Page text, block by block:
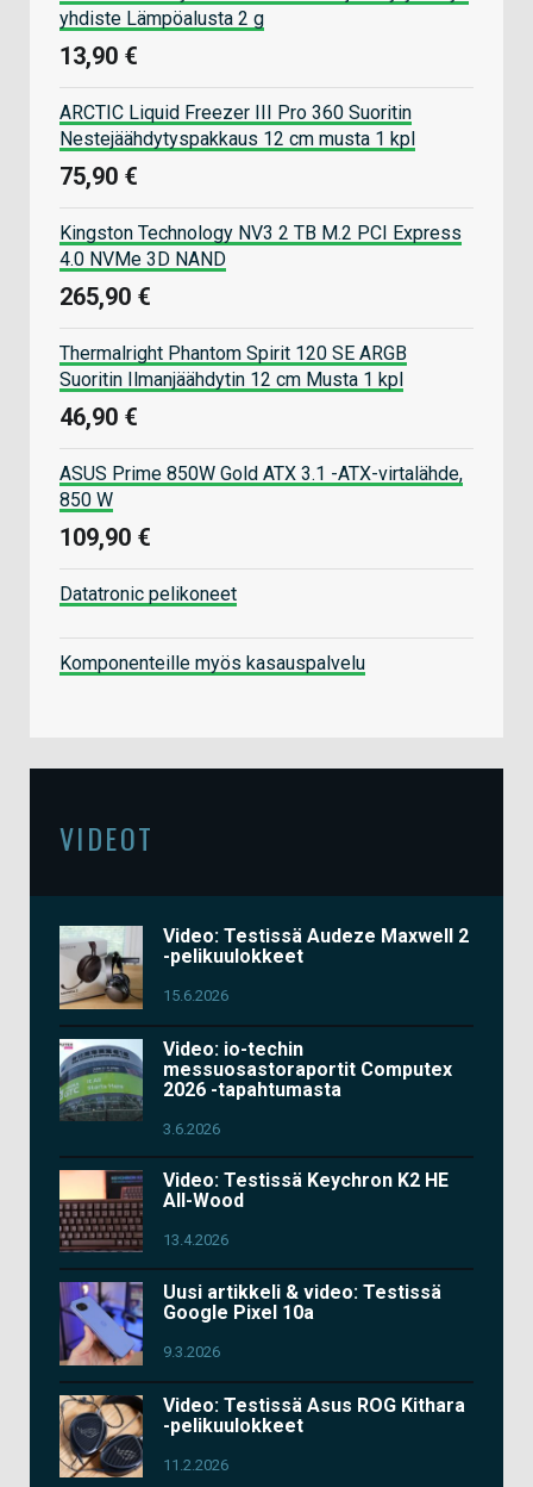
yhdiste Lämpöalusta 2 g
13,90 €
ARCTIC Liquid Freezer III Pro 360 Suoritin
Nestejäähdytyspakkaus 12 cm musta 1 kpl
75,90 €
Kingston Technology NV3 2 TB M.2 PCI Express
4.0 NVMe 3D NAND
265,90 €
Thermalright Phantom Spirit 120 SE ARGB
Suoritin Ilmanjäähdytin 12 cm Musta 1 kpl
46,90 €
ASUS Prime 850W Gold ATX 3.1 -ATX-virtalähde,
850 W
109,90 €
Datatronic pelikoneet
Komponenteille myös kasauspalvelu
VIDEOT
Video: Testissä Audeze Maxwell 2
-pelikuulokkeet
15.6.2026
Video: io-techin
messuosastoraportit Computex
2026 -tapahtumasta
3.6.2026
Video: Testissä Keychron K2 HE
All-Wood
13.4.2026
Uusi artikkeli & video: Testissä
Google Pixel 10a
9.3.2026
Video: Testissä Asus ROG Kithara
-pelikuulokkeet
11.2.2026